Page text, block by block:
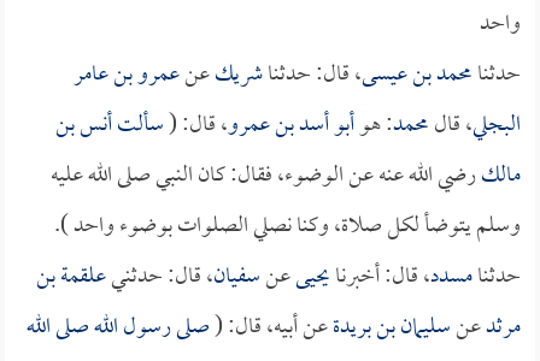
واحد
حدثنامحمد بن عيسى، قال: حدثناشريكعنعمرو بن عامر
البجلي، قالمحمد: هوأبو أسد بن عمرو، قال: (سألتأنس بن
مالكرضي الله عنه عن الوضوء، فقال: كان النبي صلى الله عليه
وسلم يتوضأ لكل صلاة، وكنا نصلي الصلوات بوضوء واحد ).
حدثنامسدد، قال: أخبرنايحيىعنسفيان، قال: حدثنيعلقمة بن
مرثدعنسليمان بن بريدةعن أبيه، قال: (صلى رسول الله صلى الله